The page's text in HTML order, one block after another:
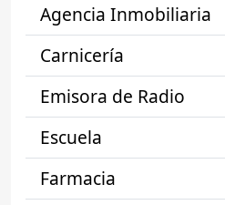
Agencia Inmobiliaria
Carnicería
Emisora de Radio
Escuela
Farmacia